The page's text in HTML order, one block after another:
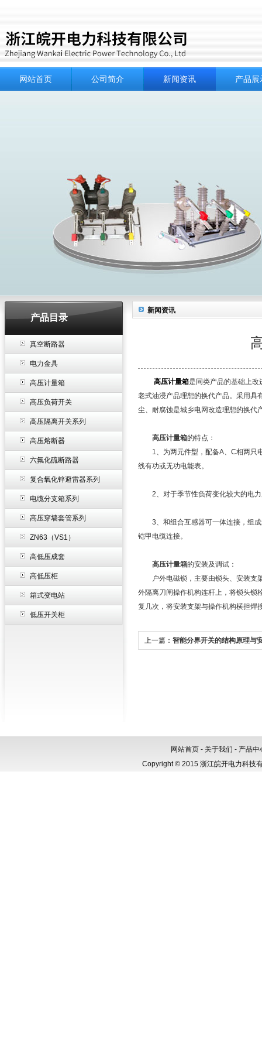
网站首页 公司简介 新闻资讯 产品展
产品目录
真空断路器
电力金具
高压计量箱
高压负荷开关
高压隔离开关系列
高压熔断器
六氟化硫断路器
复合氧化锌避雷器系列
电缆分支箱系列
高压穿墙套管系列
ZN63（VS1）
高低压成套
高低压柜
箱式变电站
低压开关柜
新闻资讯
高压计量箱是同类产品的基础上
老式油浸产品理想的换代产品。采用具
尘、耐腐蚀是城乡电网改造理想的换代
高压计量箱的特点：
1、为两元件型，配备A、C相两只电
线有功或无功电能表。
2、对于季节性负荷变化较大的电力
3、和组合互感器可一体连接，组成
铠甲电缆连接。
高压计量箱的安装及调试：
户外电磁锁，主要由锁头、安装支架
外隔离刀闸操作机构连杆上，将锁头锁
复几次，将安装支架与操作机构横担焊
上一篇： 智能分界开关的结构原理与
网站首页 - 关于我们 - 产品中
Copyright © 2015 浙江皖开电力科技